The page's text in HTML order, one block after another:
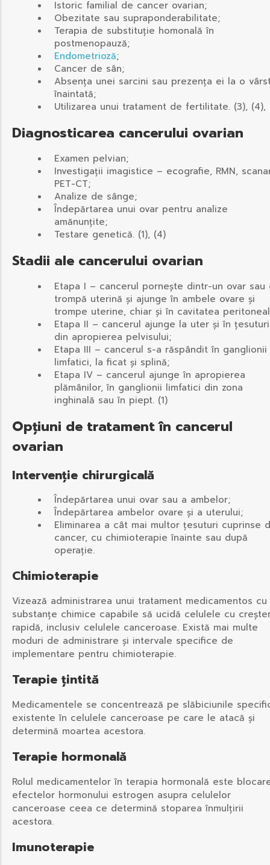
Istoric familial de cancer ovarian;
Obezitate sau supraponderabilitate;
Terapia de substituție homonală în
postmenopauză;
Endometrioză;
Cancer de sân;
Absența unei sarcini sau prezența ei la o
înaintată;
Utilizarea unui tratament de fertilitate. (3), (4),
Diagnosticarea cancerului ovarian
Examen pelvian;
Investigații imagistice – ecografie, RMN,
PET-CT;
Analize de sânge;
Îndepărtarea unui ovar pentru analize
amănunțite;
Testare genetică. (1), (4)
Stadii ale cancerului ovarian
Etapa I – cancerul pornește dintr-un ovar sau
trompă uterină și ajunge în ambele ovare și
trompe uterine, chiar și în cavitatea
Etapa II – cancerul ajunge la uter și în
din apropierea pelvisului;
Etapa III – cancerul s-a răspândit în ganglionii
limfatici, la ficat și splină;
Etapa IV – cancerul ajunge în apropierea
plămânilor, în ganglionii limfatici din zona
inghinală sau în piept. (1)
Opțiuni de tratament în cancerul
ovarian
Intervenție chirurgicală
Îndepărtarea unui ovar sau a ambelor;
Îndepărtarea ambelor ovare și a uterului;
Eliminarea a cât mai multor țesuturi cuprinse
cancer, cu chimioterapie înainte sau după
operație.
Chimioterapie
Vizează administrarea unui tratament medicamentos cu
substanțe chimice capabile să ucidă celulele cu
rapidă, inclusiv celulele canceroase. Există mai multe
moduri de administrare și intervale specifice de
implementare pentru chimioterapie.
Terapie țintită
Medicamentele se concentrează pe slăbiciunile
existente în celulele canceroase pe care le atacă și
determină moartea acestora.
Terapie hormonală
Rolul medicamentelor în terapia hormonală este
efectelor hormonului estrogen asupra celulelor
canceroase ceea ce determină stoparea înmulțirii
acestora.
Imunoterapie